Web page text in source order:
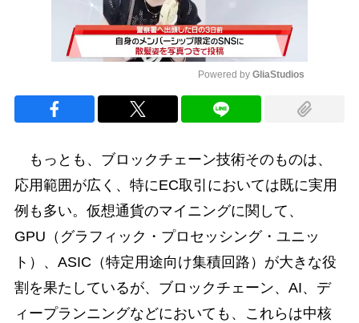
Powered by GliaStudios
もっとも、ブロックチェーン技術そのものは、
応用範囲が広く、特にEC取引においては既に実用
例も多い。仮想通貨のマイニングに関して、
GPU（グラフィック・プロセッシング・ユニッ
ト）、ASIC（特定用途向け集積回路）が大きな役
割を果たしているが、ブロックチェーン、AI、デ
ィープランニングなどにおいても、これらは中核